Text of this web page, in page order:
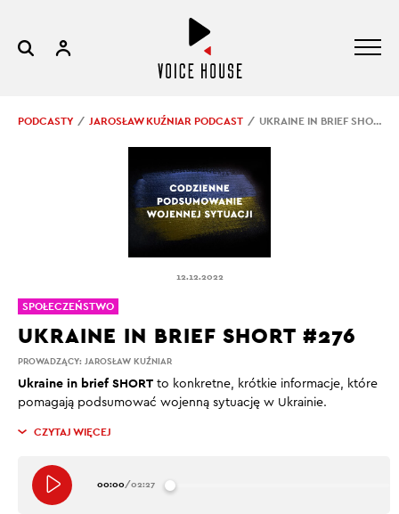
PODCASTY JAROSŁAW KUŹNIAR PODCAST UKRAINE IN BRIEF SHORT #276
12.12.2022
PROWADZĄCY: JAROSŁAW KUŹNIAR
UKRAINE IN BRIEF SHORT #276
Ukraine in brief SHORT to konkretne, krótkie informacje, które
pomagają podsumować wojenną sytuację w Ukrainie.
CZYTAJ WIĘCEJ
00:00/02:27
SPOŁECZEŃSTWO